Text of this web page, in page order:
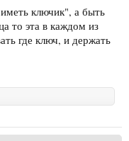
ключик", а быть
то эта в каждом из
где ключ, и держать